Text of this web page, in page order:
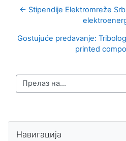
← Stipendije Elektromreže
Gostujuće predavanje:
printed
Прелаз на...
Навигација